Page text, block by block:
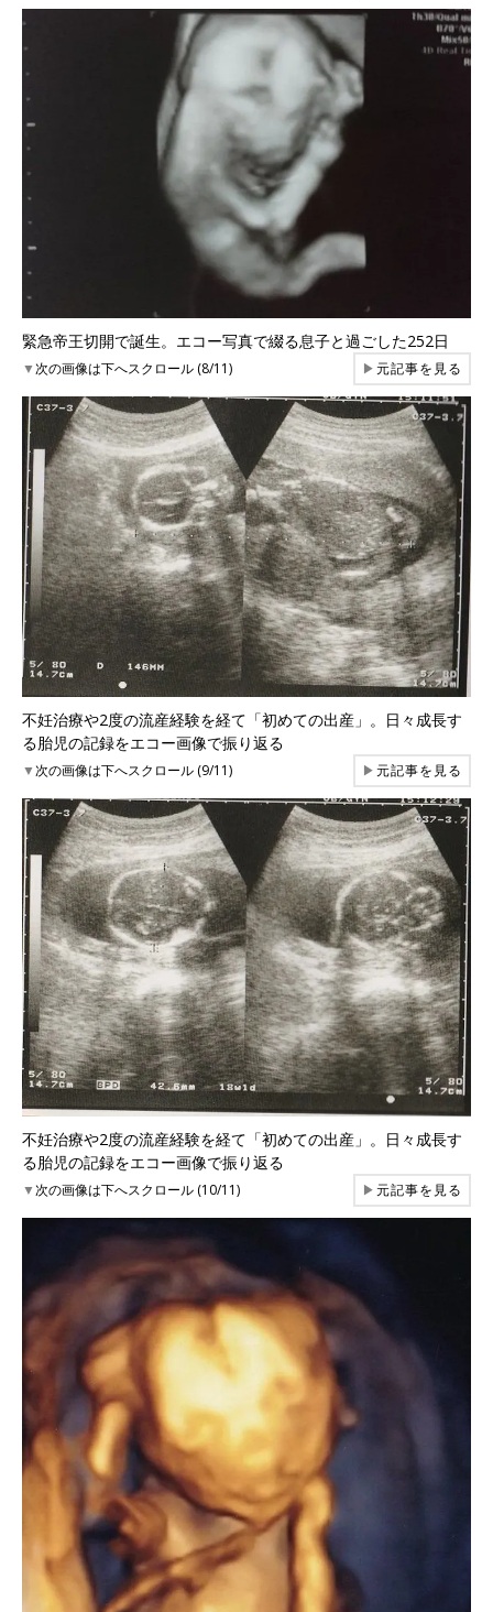
緊急帝王切開で誕生。エコー写真で綴る息子と過ごした252日
▼次の画像は下へスクロール (8/11) ▶元記事を見る
不妊治療や2度の流産経験を経て「初めての出産」。日々成長す
る胎児の記録をエコー画像で振り返る
▼次の画像は下へスクロール (9/11) ▶元記事を見る
不妊治療や2度の流産経験を経て「初めての出産」。日々成長す
る胎児の記録をエコー画像で振り返る
▼次の画像は下へスクロール (10/11) ▶元記事を見る